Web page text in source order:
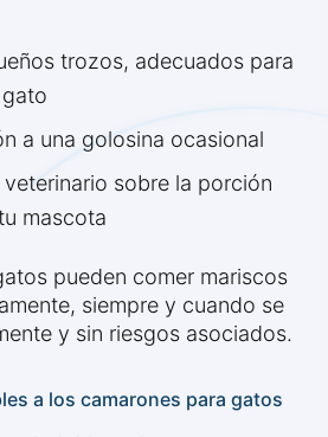
trozos, adecuados para
a una golosina ocasional
sobre la porción
mascota
pueden comer mariscos
siempre y cuando se
y sin riesgos asociados.
a los camarones para gatos